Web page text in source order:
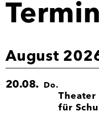
August
20.08. Do.
für